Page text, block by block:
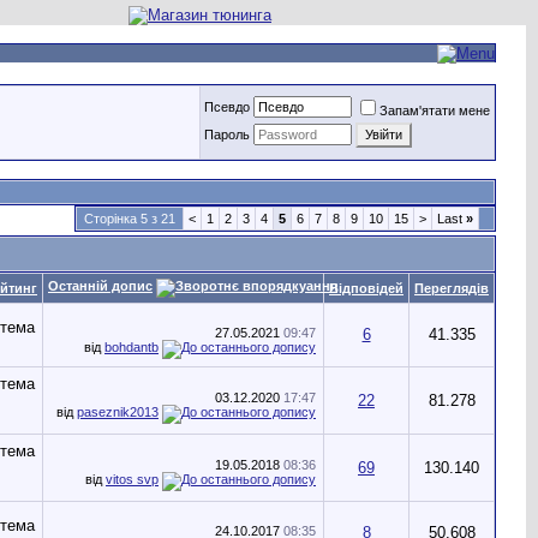
Псевдо
Запам'ятати мене
Пароль
Сторінка 5 з 21 < 1 2 3 4 5 6 7 8 9 10 15 > Last »
Останній допис Відповідей Переглядів
27.05.2021 09:47
від bohdantb
6 41.335
03.12.2020 17:47
від paseznik2013
22 81.278
19.05.2018 08:36
від vitos svp
69 130.140
24.10.2017 08:35
8 50.608